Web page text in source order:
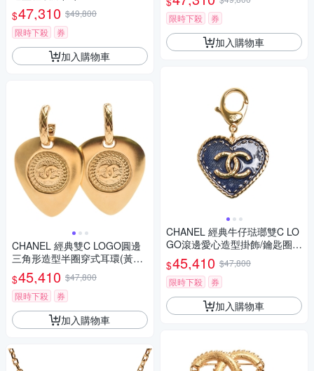
$47,310 $49,800
限時下殺
券
加入購物車
CHANEL 經典雙C LOGO圓邊
三角形造型半圈穿式耳環(黃金
色)
$45,410 $47,800
限時下殺
券
加入購物車
限時下殺
券
加入購物車
CHANEL 經典牛仔琺瑯雙C LO
GO滾邊愛心造型掛飾/鑰匙圈
(藍/金色)
$45,410 $47,800
限時下殺
券
加入購物車